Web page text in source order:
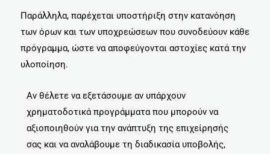
Παράλληλα, παρέχεται υποστήριξη στην κατανόηση
των όρων και των υποχρεώσεων που συνοδεύουν κάθε
πρόγραμμα, ώστε να αποφεύγονται αστοχίες κατά την
υλοποίηση.
Αν θέλετε να εξετάσουμε αν υπάρχουν
χρηματοδοτικά προγράμματα που μπορούν να
αξιοποιηθούν για την ανάπτυξη της επιχείρησής
σας και να αναλάβουμε τη διαδικασία υποβολής,